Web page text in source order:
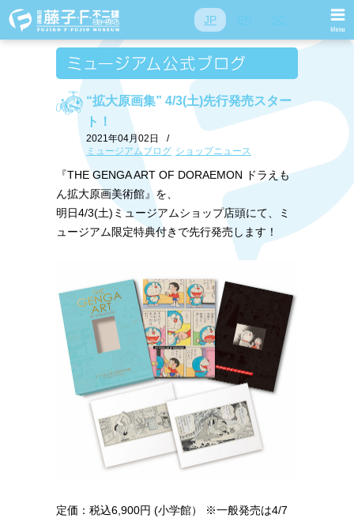
JP
“拡大原画集” 4/3(土)先行発売スター
ト！
2021年04月02日
/
ミュージアムブログ ショップニュース
『THE GENGA ART OF DORAEMON ドラえも
ん拡大原画美術館』を、
明日4/3(土)ミュージアムショップ店頭にて、ミ
ュージアム限定特典付きで先行発売します！
定価：税込6,900円 (小学館） ※一般発売は4/7